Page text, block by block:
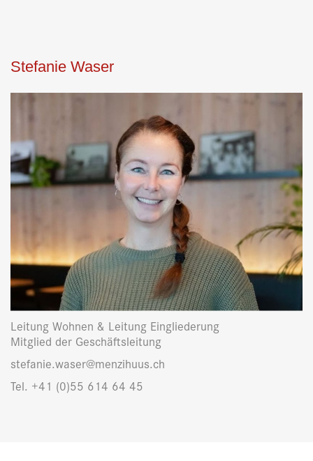
Stefanie Waser
Leitung Wohnen & Leitung Eingliederung
Mitglied der Geschäftsleitung
stefanie.waser@menzihuus.ch
Tel. +41 (0)55 614 64 45